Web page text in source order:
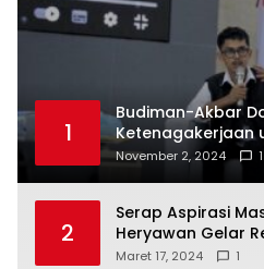
1
Budiman-Akbar
Ketenagakerjaan
Timur, Juru
November 2, 2024 1
2
Serap Aspirasi
Heryawan Gelar
Maret 17, 2024 1